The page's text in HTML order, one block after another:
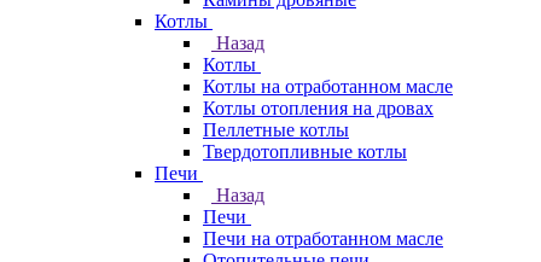
Котлы
Назад
Котлы
Котлы на отработанном масле
Котлы отопления на дровах
Пеллетные котлы
Твердотопливные котлы
Печи
Назад
Печи
Печи на отработанном масле